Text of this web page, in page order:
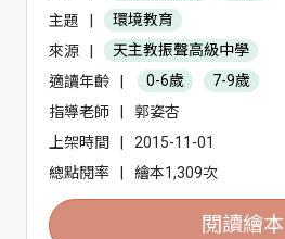
主題
環境教育
來源
天主教振聲高級中學
適讀年齡
0-6歲
7-9歲
指導老師
郭姿杏
上架時間
2015-11-01
總點閱率
繪本1,309次
閱讀繪本